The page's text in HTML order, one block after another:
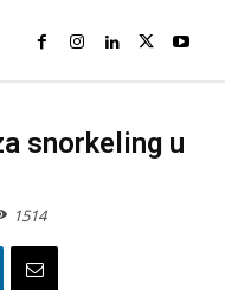
snorkeling u
1514